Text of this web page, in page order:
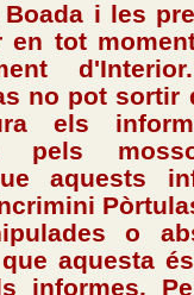
i les
en tot
no pot sortir
els
pels
aquests
o
aquesta
informes.